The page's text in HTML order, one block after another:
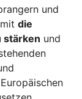
und
die
stärken und